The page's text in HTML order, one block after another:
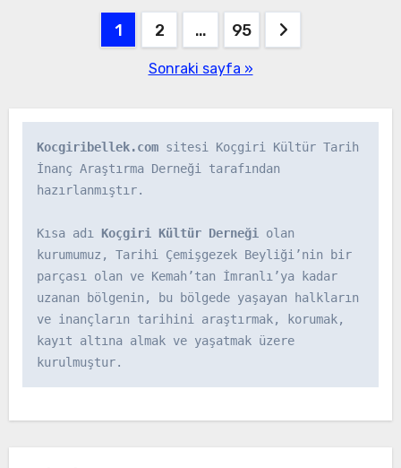
1 2 … 95
Sonraki sayfa »
Kocgiribellek.com sitesi Koçgiri Kültür Tarih
İnanç Araştırma Derneği tarafından
hazırlanmıştır.
Kısa adı Koçgiri Kültür Derneği olan
kurumumuz, Tarihi Çemişgezek Beyliği’nin bir
parçası olan ve Kemah’tan İmranlı’ya kadar
uzanan bölgenin, bu bölgede yaşayan halkların
ve inançların tarihini araştırmak, korumak,
kayıt altına almak ve yaşatmak üzere
kurulmuştur.